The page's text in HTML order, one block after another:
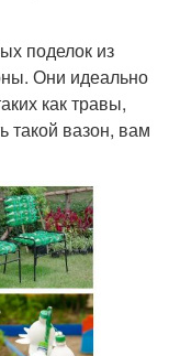
поделок из
Они идеально
как травы,
такой вазон, вам